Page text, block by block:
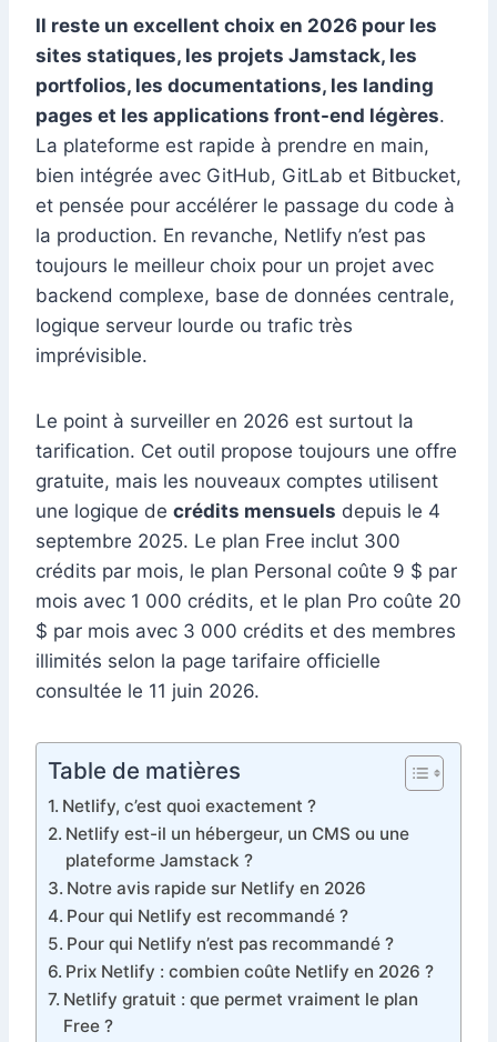
Il reste un excellent choix en 2026 pour les
sites statiques, les projets Jamstack, les
portfolios, les documentations, les landing
pages et les applications front-end légères.
La plateforme est rapide à prendre en main,
bien intégrée avec GitHub, GitLab et Bitbucket,
et pensée pour accélérer le passage du code à
la production. En revanche, Netlify n’est pas
toujours le meilleur choix pour un projet avec
backend complexe, base de données centrale,
logique serveur lourde ou trafic très
imprévisible.
Le point à surveiller en 2026 est surtout la
tarification. Cet outil propose toujours une offre
gratuite, mais les nouveaux comptes utilisent
une logique de crédits mensuels depuis le 4
septembre 2025. Le plan Free inclut 300
crédits par mois, le plan Personal coûte 9 $ par
mois avec 1 000 crédits, et le plan Pro coûte 20
$ par mois avec 3 000 crédits et des membres
illimités selon la page tarifaire officielle
consultée le 11 juin 2026.
Table de matières
Netlify, c’est quoi exactement ?
Netlify est-il un hébergeur, un CMS ou une
plateforme Jamstack ?
Notre avis rapide sur Netlify en 2026
Pour qui Netlify est recommandé ?
Pour qui Netlify n’est pas recommandé ?
Prix Netlify : combien coûte Netlify en 2026 ?
Netlify gratuit : que permet vraiment le plan
Free ?